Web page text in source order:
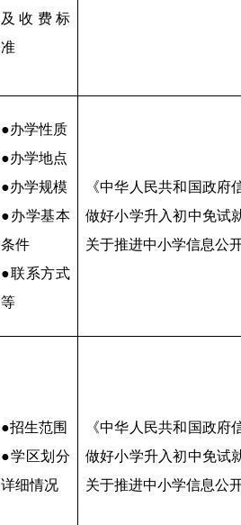
及收费标
准
●办学性质
●办学地点
●办学规模
●办学基本
条件
●联系方式
等
《中华人民共和国政
做好小学升入初中免试
关于推进中小学信息公
●招生范围
●学区划分
详细情况
《中华人民共和国政
做好小学升入初中免试
关于推进中小学信息公